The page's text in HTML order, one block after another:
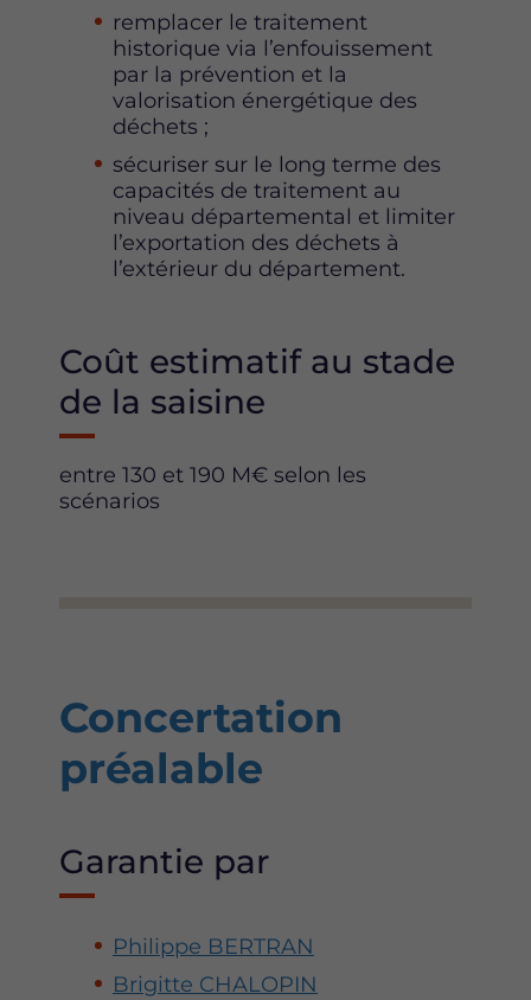
remplacer le traitement
historique via l’enfouissement
par la prévention et la
valorisation énergétique des
déchets ;
sécuriser sur le long terme des
capacités de traitement au
niveau départemental et limiter
l’exportation des déchets à
l’extérieur du département.
Coût estimatif au stade
de la saisine
entre 130 et 190 M€ selon les
scénarios
Concertation
préalable
Garantie par
Philippe BERTRAN
Brigitte CHALOPIN